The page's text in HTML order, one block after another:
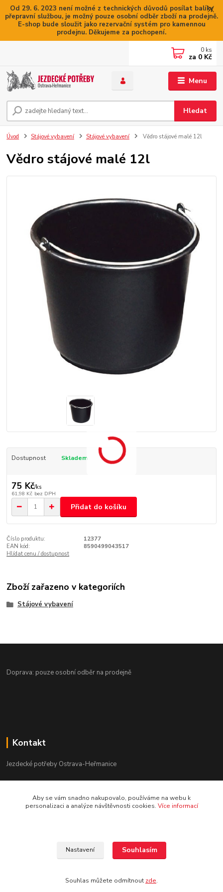
Od 29. 6. 2023 není možné z technických důvodů posílat balíky
přepravní službou, je možný pouze osobní odběr zboží na prodejně.
E-shop bude sloužit jako rezervační systém pro kamennou
prodejnu. Děkujeme za pochopení.
Menu
Hledat
0 ks
za 0 Kč
Úvod Stájové vybavení Stájové vybavení Vědro stájové malé 12l
Vědro stájové malé 12l
Dostupnost Skladem
75 Kč/ks
61,98 Kč bez DPH
Přidat do košíku
Číslo produktu:
12377
EAN kód:
8590499043517
Hlídat cenu / dostupnost
Zboží zařazeno v kategoriích
Stájové vybavení
Doprava: pouze osobní odběr na prodejně
Kontakt
Jezdecké potřeby Ostrava-Heřmanice
Po-Pá 9:30 - 17:30
Aby se vám snadno nakupovalo, používáme na webu k
personalizaci a analýze návštěvnosti cookies. Více informací
Nastavení Souhlasím
Souhlas můžete odmítnout zde.